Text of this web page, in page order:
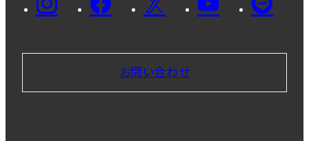
お問い合わせ